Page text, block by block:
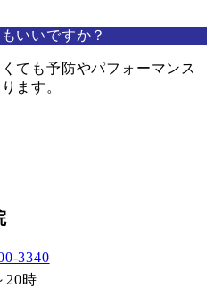
いいですか？
ても予防やパフォーマンス
ます。
3340
20時